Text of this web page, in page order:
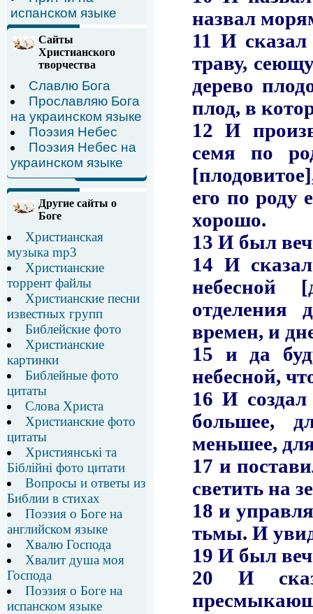
испанском языке
Сайты
Христианского
творчества
Славлю Бога
Прославляю Бога
на украинском языке
Поэзия Небес
Поэзия Небес на
украинском языке
Другие сайты о
Боге
Христианская
музыка mp3
Христианские
торрент файлы
Христианские песни
известных групп
Библейские фото
Христианские
картинки
Библейные фото
цитаты
Слова Христа
Христианские фото
цитаты
Християнські та
Біблійні фото цитати
Вопросы и ответы из
Библии в стихах
Поэзия о Боге на
английском языке
Хвалю Господа
Хвалит душа моя
Господа
Поэзия о Боге на
испанском языке